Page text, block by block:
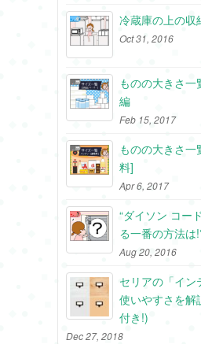
冷蔵庫の上の
Oct 31, 2016
ものの大きさ
編
Feb 15, 2017
ものの大きさ
料]
Apr 6, 2017
“ダイソン コー
る一番の方法は
Aug 20, 2016
セリアの「イ
使いやすさを解
付き!)
Dec 27, 2018